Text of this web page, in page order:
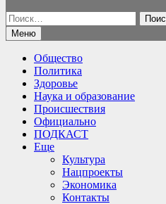
Найти:
Меню
Общество
Политика
Здоровье
Наука и образование
Происшествия
Официально
ПОДКАСТ
Еще
Культура
Нацпроекты
Экономика
Контакты